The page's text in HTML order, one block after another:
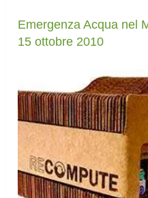
Emergenza Acqua nel
15 ottobre 2010